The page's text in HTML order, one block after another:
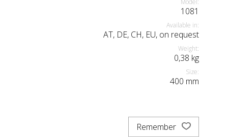
Model:
1081
Available in:
AT, DE, CH, EU, on request
Weight:
0,38 kg
Size:
400 mm
Remember